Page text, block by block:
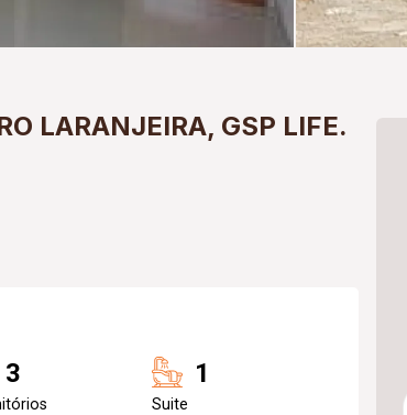
LARANJEIRA, GSP LIFE.
3 1
Suite